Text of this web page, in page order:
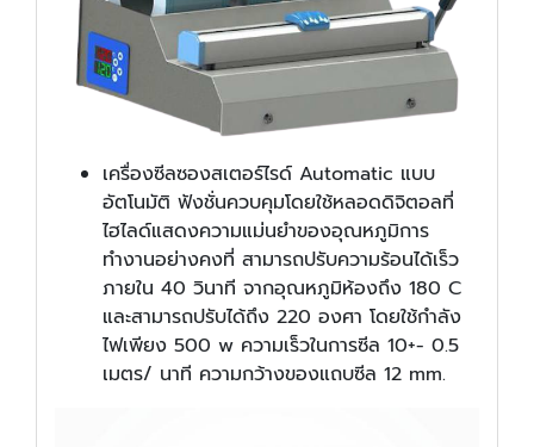
เครื่องซีลซองสเตอร์ไรด์ Automatic แบบ
อัตโนมัติ ฟังชั่นควบคุมโดยใช้หลอดดิจิตอลที่
ไฮไลด์แสดงความแม่นยำของอุณหภูมิการ
ทำงานอย่างคงที่ สามารถปรับความร้อนได้เร็ว
ภายใน 40 วินาที จากอุณหภูมิห้องถึง 180 C
และสามารถปรับได้ถึง 220 องศา โดยใช้กำลัง
ไฟเพียง 500 w ความเร็วในการซีล 10+- 0.5
เมตร/ นาที ความกว้างของแถบซีล 12 mm.